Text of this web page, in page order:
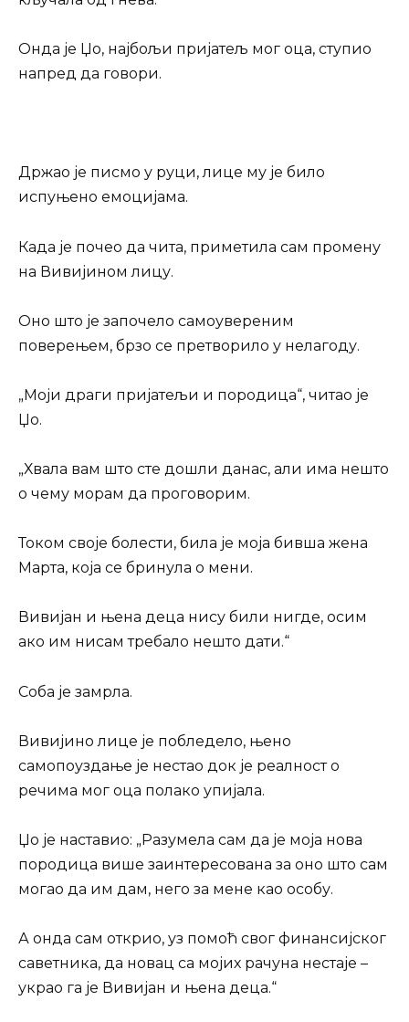
Онда је Џо, најбољи пријатељ мог оца, ступио
напред да говори.
Држао је писмо у руци, лице му је било
испуњено емоцијама.
Када је почео да чита, приметила сам промену
на Вивијином лицу.
Оно што је започело самоувереним
поверењем, брзо се претворило у нелагоду.
„Моји драги пријатељи и породица“, читао је
Џо.
„Хвала вам што сте дошли данас, али има нешто
о чему морам да проговорим.
Током своје болести, била је моја бивша жена
Марта, која се бринула о мени.
Вивијан и њена деца нису били нигде, осим
ако им нисам требало нешто дати.“
Соба је замрла.
Вивијино лице је побледело, њено
самопоуздање је нестао док је реалност о
речима мог оца полако упијала.
Џо је наставио: „Разумела сам да је моја нова
породица више заинтересована за оно што сам
могао да им дам, него за мене као особу.
А онда сам открио, уз помоћ свог финансијског
саветника, да новац са мојих рачуна нестаје –
украо га је Вивијан и њена деца.“